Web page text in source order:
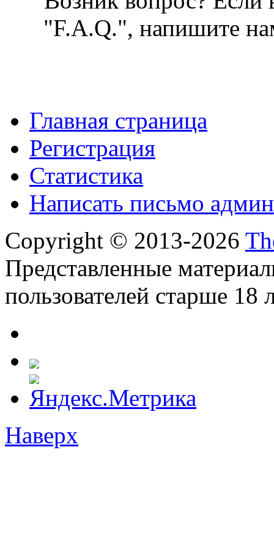
"F.A.Q.", напишите
Главная страница
Регистрация
Статистика
Написать письмо
Copyright © 2013-2026
Представленные
пользователей старше 18
Наверх